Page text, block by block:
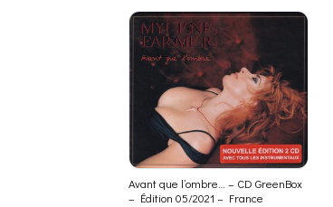
Avant que l’ombre… – CD GreenBox
– Édition 05/2021 – France